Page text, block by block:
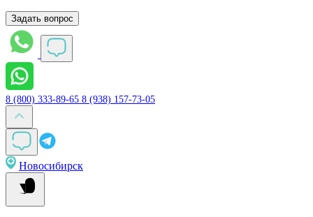
Задать вопрос
8 (800) 333-89-65 8 (938) 157-73-05
Новосибирск